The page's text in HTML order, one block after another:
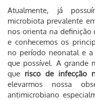
Atualmente, já
microbiota prevalente
nos orienta na definição
e conhecemos os
no período neonatal e
que possível. A grande
que risco de infecção
elevarmos nossa
antimicrobiano